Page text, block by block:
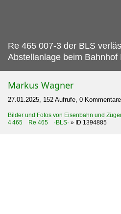
Re 465 007-3 der BLS
Abstellanlage beim Bahnhof
Markus Wagner
27.01.2025, 152 Aufrufe, 0 Kommentare
Bilder und Fotos von Eisenbahn und
4 465 Re 465 ·BLS· » ID 1394885